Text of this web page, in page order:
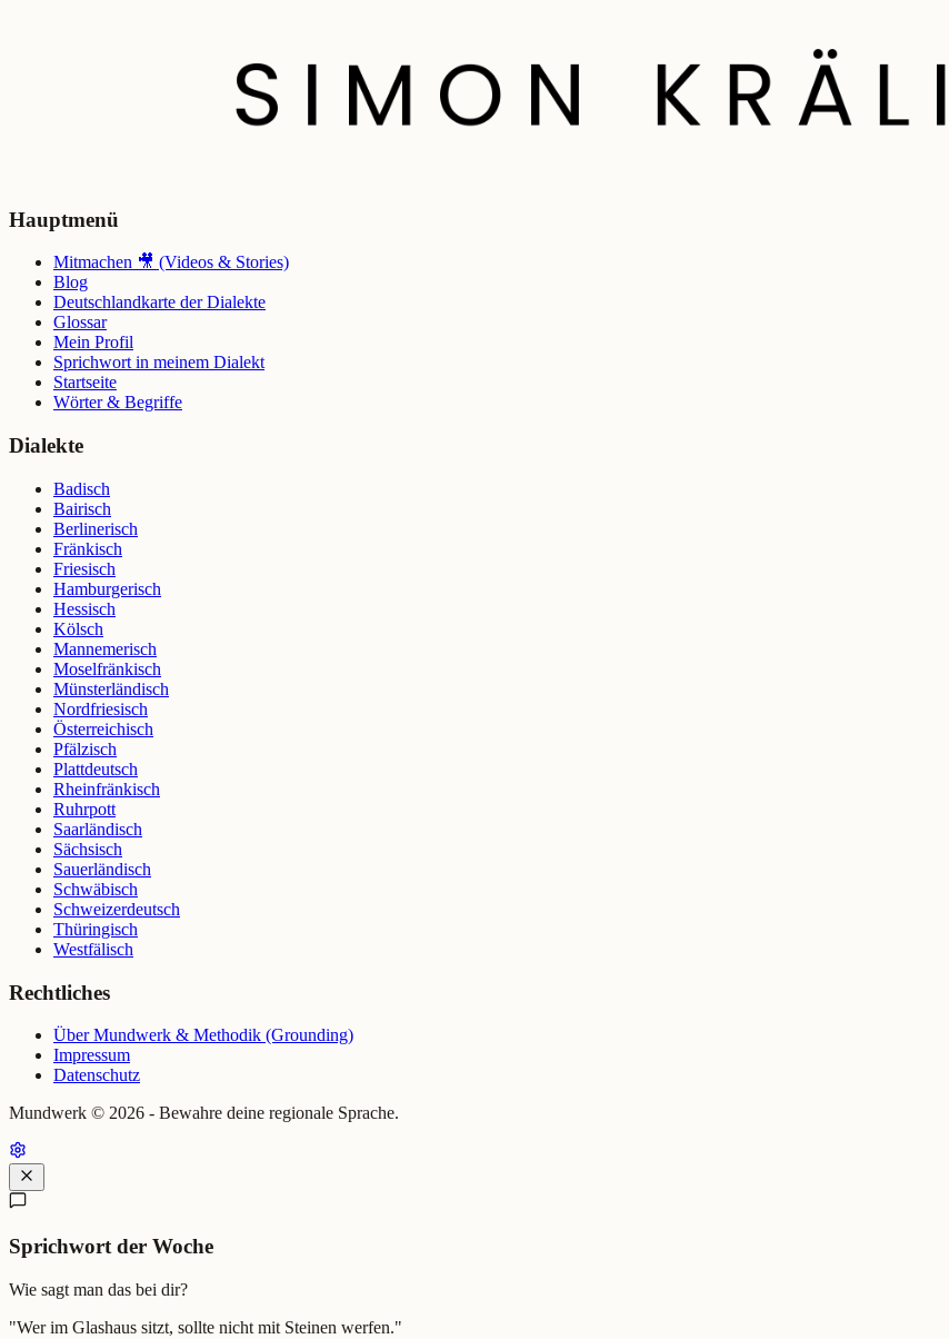
Hauptmenü
Mitmachen 🎥 (Videos & Stories)
Blog
Deutschlandkarte der Dialekte
Glossar
Mein Profil
Sprichwort in meinem Dialekt
Startseite
Wörter & Begriffe
Dialekte
Badisch
Bairisch
Berlinerisch
Fränkisch
Friesisch
Hamburgerisch
Hessisch
Kölsch
Mannemerisch
Moselfränkisch
Münsterländisch
Nordfriesisch
Österreichisch
Pfälzisch
Plattdeutsch
Rheinfränkisch
Ruhrpott
Saarländisch
Sächsisch
Sauerländisch
Schwäbisch
Schweizerdeutsch
Thüringisch
Westfälisch
Rechtliches
Über Mundwerk & Methodik (Grounding)
Impressum
Datenschutz
Mundwerk © 2026 - Bewahre deine regionale Sprache.
Sprichwort der Woche
Wie sagt man das bei dir?
"Wer im Glashaus sitzt, sollte nicht mit Steinen werfen."